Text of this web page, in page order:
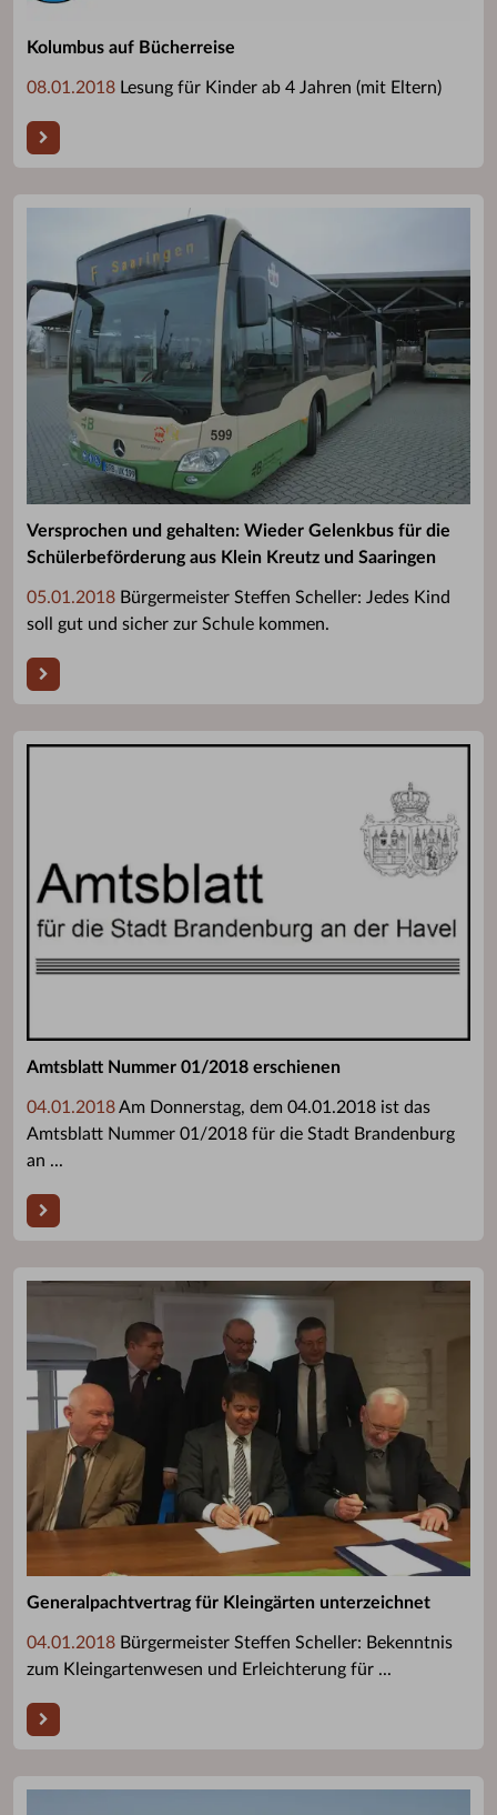
Kolumbus auf Bücherreise
08.01.2018 Lesung für Kinder ab 4 Jahren (mit Eltern)
Versprochen und gehalten: Wieder Gelenkbus für die
Schülerbeförderung aus Klein Kreutz und Saaringen
05.01.2018 Bürgermeister Steffen Scheller: Jedes Kind
soll gut und sicher zur Schule kommen.
Amtsblatt Nummer 01/2018 erschienen
04.01.2018Am Donnerstag, dem 04.01.2018 ist das
Amtsblatt Nummer 01/2018 für die Stadt Brandenburg
an ...
Generalpachtvertrag für Kleingärten unterzeichnet
04.01.2018 Bürgermeister Steffen Scheller: Bekenntnis
zum Kleingartenwesen und Erleichterung für ...